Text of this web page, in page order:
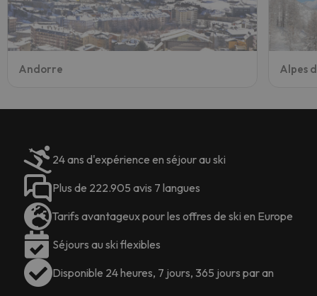
Andorre Alpes
24 ans d'expérience en séjour au ski
Plus de 222.905 avis 7 langues
Tarifs avantageux pour les offres de ski en Europe
Séjours au ski flexibles
Disponible 24 heures, 7 jours, 365 jours par an